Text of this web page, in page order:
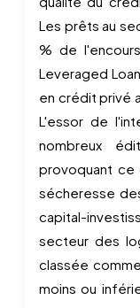
Les prêts au
% de
Leveraged
en crédit privé
L'essor de
nombreux
provoquant ce
sécheresse
capital-
secteur des
classée
moins ou